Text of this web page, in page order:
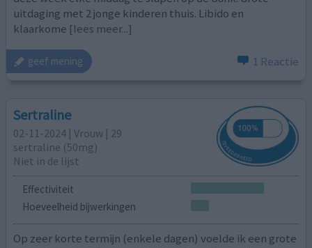
uitdaging met 2 jonge kinderen thuis. Libido en
klaarkome [lees meer...]
geef mening 1 Reactie
Sertraline
02-11-2024 | Vrouw | 29
sertraline (50mg)
Niet in de lijst
Effectiviteit
Hoeveelheid bijwerkingen
Op zeer korte termijn (enkele dagen) voelde ik een grote